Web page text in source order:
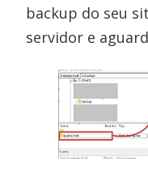
backup do seu
servidor e